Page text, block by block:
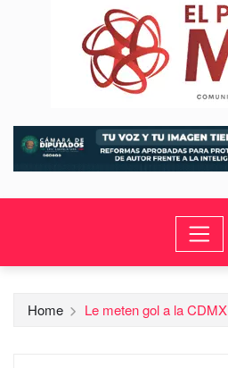
Home Le meten gol a la CDMX